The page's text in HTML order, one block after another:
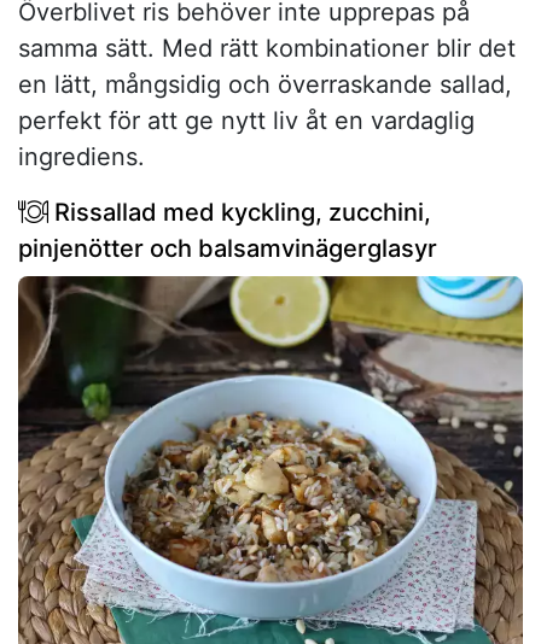
Överblivet ris behöver inte upprepas på
samma sätt. Med rätt kombinationer blir det
en lätt, mångsidig och överraskande sallad,
perfekt för att ge nytt liv åt en vardaglig
ingrediens.
Rissallad med kyckling, zucchini,
pinjenötter och balsamvinägerglasyr